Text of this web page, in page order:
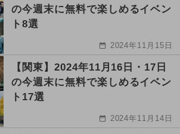
の今週末に無料で楽しめるイベン
ト8選
2024年11月15日
【関東】2024年11月16日・17日
の今週末に無料で楽しめるイベン
ト17選
2024年11月14日